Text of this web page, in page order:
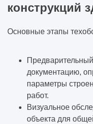
конструкций
Основные этапы
документацию,
параметры
работ.
Визуальное
объекта для